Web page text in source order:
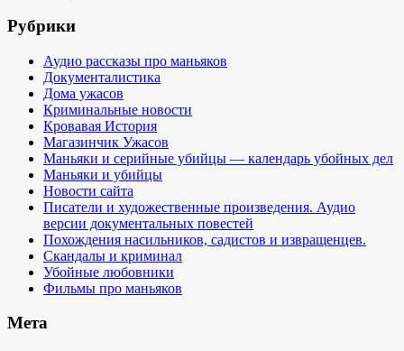
Рубрики
Аудио рассказы про маньяков
Документалистика
Дома ужасов
Криминальные новости
Кровавая История
Магазинчик Ужасов
Маньяки и серийные убийцы — календарь убойных дел
Маньяки и убийцы
Новости сайта
Писатели и художественные произведения. Аудио
версии документальных повестей
Похождения насильников, садистов и извращенцев.
Скандалы и криминал
Убойные любовники
Фильмы про маньяков
Мета